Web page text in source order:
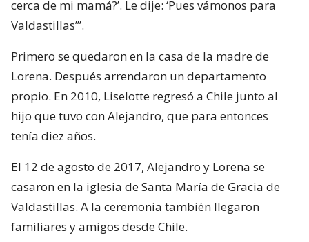
cerca de mi mamá?’. Le dije: ‘Pues vámonos para
Valdastillas’”.
Primero se quedaron en la casa de la madre de
Lorena. Después arrendaron un departamento
propio. En 2010, Liselotte regresó a Chile junto al
hijo que tuvo con Alejandro, que para entonces
tenía diez años.
El 12 de agosto de 2017, Alejandro y Lorena se
casaron en la iglesia de Santa María de Gracia de
Valdastillas. A la ceremonia también llegaron
familiares y amigos desde Chile.